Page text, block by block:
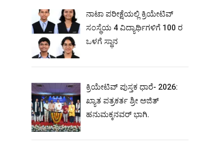
ನಾಟಾ ಪರೀಕ್ಷೆಯಲ್ಲಿ ಕ್ರಿಯೇಟಿವ್
ಸಂಸ್ಥೆಯ 4 ವಿದ್ಯಾರ್ಥಿಗಳಿಗೆ 100 ರ
ಒಳಗೆ ಸ್ಥಾನ
ಕ್ರಿಯೇಟಿವ್ ಪುಸ್ತಕ ಧಾರೆ- 2026:
ಖ್ಯಾತ ಪತ್ರಕರ್ತ ಶ್ರೀ ಅಜಿತ್
ಹನುಮಕ್ಕನವರ್ ಭಾಗಿ.